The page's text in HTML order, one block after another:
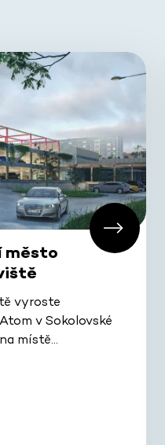
město
vyroste
v Sokolovské
místě…